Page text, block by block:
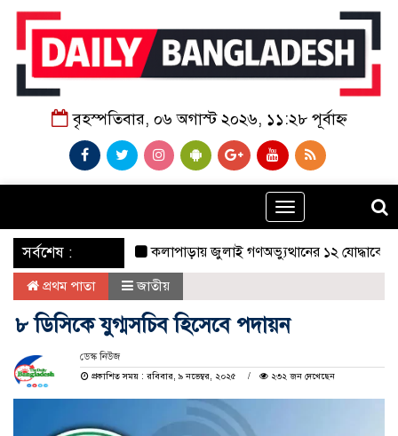
বৃহস্পতিবার, ০৬ অগাস্ট ২০২৬, ১১:২৮ পূর্বাহ্ন
Toggle
navigation
‌ সর্বশেষ : কলাপাড়ায় জুলাই গণঅভ্যুত্থানের ১২ যোদ্ধাকে
প্রথম পাতা জাতীয়
৮ ডিসিকে যুগ্মসচিব হিসেবে পদায়ন
ডেস্ক নিউজ
প্রকাশিত সময় : রবিবার, ৯ নভেম্বর, ২০২৫
২৩২ জন দেখেছেন